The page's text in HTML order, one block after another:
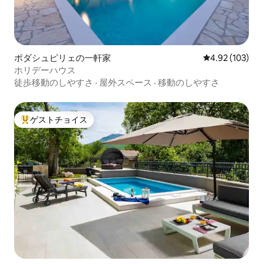
ポダシュピリェの一軒家 レビュー103
4.92 (103)
ホリデーハウス
徒歩移動のしやすさ · 屋外スペース · 移動のしやすさ
大好評のゲストチョイスです。
ゲストチョイス